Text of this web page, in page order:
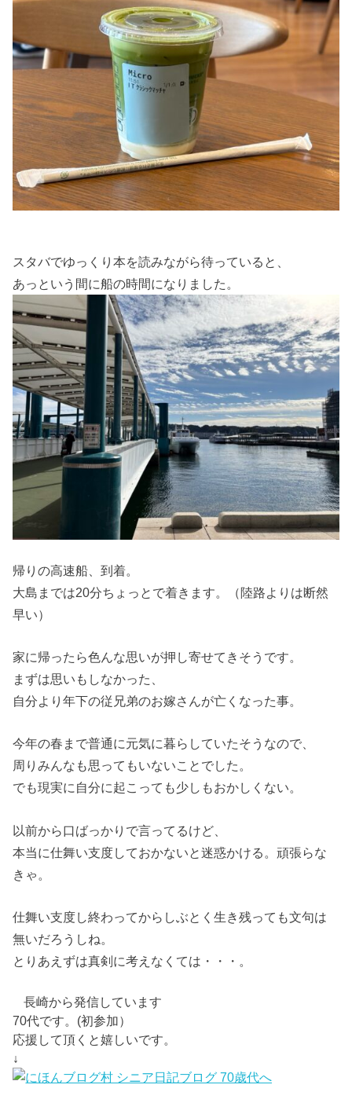
スタバでゆっくり本を読みながら待っていると、
あっという間に船の時間になりました。
帰りの高速船、到着。
大島までは20分ちょっとで着きます。（陸路よりは断然
早い）
家に帰ったら色んな思いが押し寄せてきそうです。
まずは思いもしなかった、
自分より年下の従兄弟のお嫁さんが亡くなった事。
今年の春まで普通に元気に暮らしていたそうなので、
周りみんなも思ってもいないことでした。
でも現実に自分に起こっても少しもおかしくない。
以前から口ばっかりで言ってるけど、
本当に仕舞い支度しておかないと迷惑かける。頑張らな
きゃ。
仕舞い支度し終わってからしぶとく生き残っても文句は
無いだろうしね。
とりあえずは真剣に考えなくては・・・。
70代です。(初参加）
応援して頂くと嬉しいです。
↓
長崎から発信しています